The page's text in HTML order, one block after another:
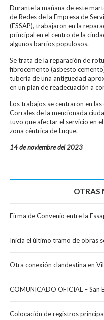
Durante la mañana de este
de Redes de la Empresa de
(ESSAP), trabajaron en la
principal en el centro de la
algunos barrios populosos.
Se trata de la reparación de
fibrocemento (asbesto
tubería de una antigüedad
en un plan de readecuación a
Los trabajos se centraron en
Corrales de la mencionada
tuvo que afectar el servicio en
zona céntrica de Luque.
14 de noviembre del 2023
OTRAS
Firma de Convenio entre la
Inicia el último tramo de obras
Otra conexión clandestina en
COMUNICADO OFICIAL – San
Colocación de registros